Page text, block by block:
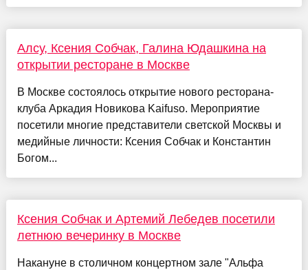
Алсу, Ксения Собчак, Галина Юдашкина на
открытии ресторане в Москве
В Москве состоялось открытие нового ресторана-
клуба Аркадия Новикова Kaifuso. Мероприятие
посетили многие представители светской Москвы и
медийные личности: Ксения Собчак и Константин
Богом...
Ксения Собчак и Артемий Лебедев посетили
летнюю вечеринку в Москве
Накануне в столичном концертном зале "Альфа